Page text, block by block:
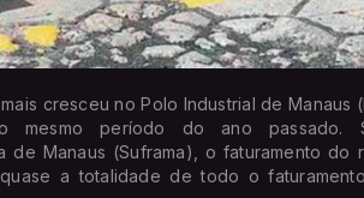
cresceu no Polo Industrial de Manaus
mesmo período do ano passado.
de Manaus (Suframa), o faturamento do
a totalidade de todo o